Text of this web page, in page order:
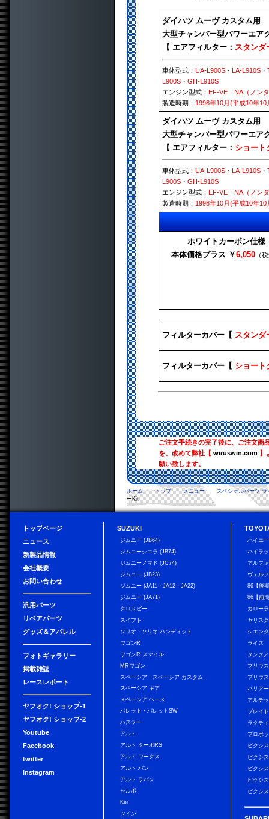
ダイハツ ムーヴ カスタム用
大型チャンバー型パワーエア
【 エアフィルター： スタンダ
車体型式： UA-L900S・ LA-L910S・
L900S・ GH-L910S
エンジン型式： EF-VE｜ NA（ノン
製造時期： 1998年10月(平成10年10
ダイハツ ムーヴ カスタム用
大型チャンバー型パワーエア
【 エアフィルター： ショート
車体型式： UA-L900S・ LA-L910S・
L900S・ GH-L910S
エンジン型式： EF-VE｜ NA（ノン
製造時期： 1998年10月(平成10年10
ホワイトカーボン仕様
本体価格プラス ￥6,050（
フィルターカバー【 スタンダ
フィルターカバー【 ショート
ご注文手続きの完了後に、ご注文商
を、改めて弊社【 wiruswin.com】
願い致します。
ホーム トップ メニュー
スペシャルパーツ ラ
ーKit
トップページ
ニュース
新製品情報
会社概要
お問い合わせ
汎用パーツ
リペアパーツ
グッズ＆アパレル
フォトギャラリー
掲載雑誌
レースレポート
ヤフオク! ショップ-1
ヤフオク! ショップ-2
Youtube
Facebook
twitter
Instagram
SUZUKI
ジムニー (JB64)
ジムニーシエラ (JB74)
ジムニーノマド (JC74)
ジムニー (JB23)
ジムニー (JA11・JA12・JA22)
ジムニー (JA71)
クロスビー
スイフト
ソリオ・ソリオ バンディット
ワゴンR
ワゴンR スマイル
MRワゴン
スペーシア・スペーシア カスタム
スペーシア ギア
スペーシア ベース
パレット・パレットSW
ハスラー
アルト
アルト ターボRS
アルト ワークス
アルト バン
アルト ラパン
セルボ
Kei
ツイン
ハイエ
ハイラ
アルフ
ヴェル
86【後
86【前
カロー
ヤリス
シエンタ
ライズ
タンク
プリウス
プリウ
ハリアー
アルテ
ブレイド
ラクテ
プロボ
ピクシ
ピクシ
ピクシ
ピクシ
ピクシ